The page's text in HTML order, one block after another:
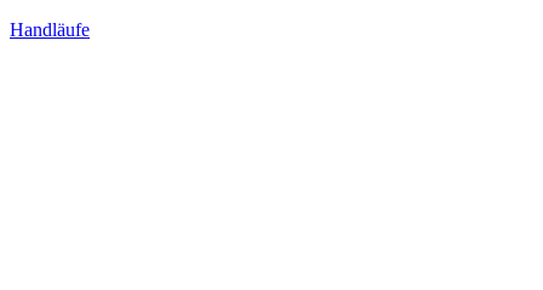
Handläufe